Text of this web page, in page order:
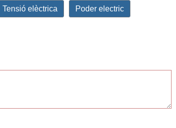
Tensió elèctrica Poder electric